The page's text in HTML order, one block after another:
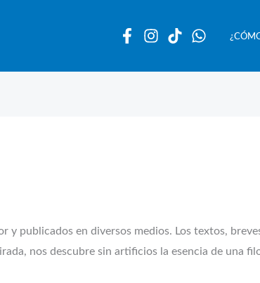
publicados en diversos medios. Los textos,
nos descubre sin artificios la esencia de una